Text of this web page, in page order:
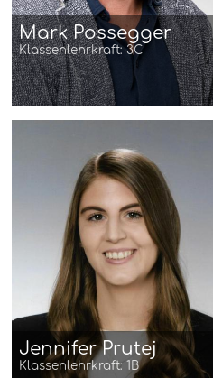
Mark Possegger
Klassenlehrkraft: 3C
Jennifer Prutej
Klassenlehrkraft: 1B